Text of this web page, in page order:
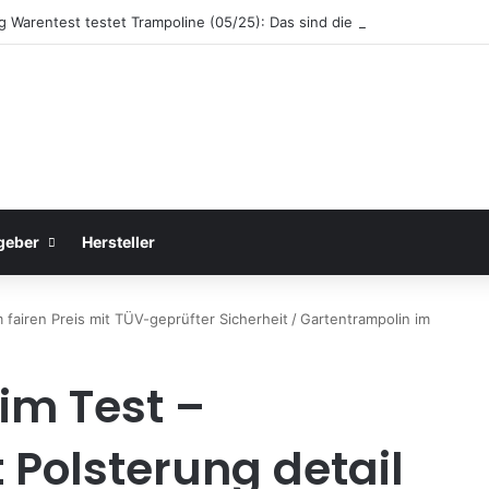
Warentest testet Trampoline (05/25): Das sind die besten Trampoline
Hersteller
fairen Preis mit TÜV-geprüfter Sicherheit /Gartentrampolin im
Test –
detail